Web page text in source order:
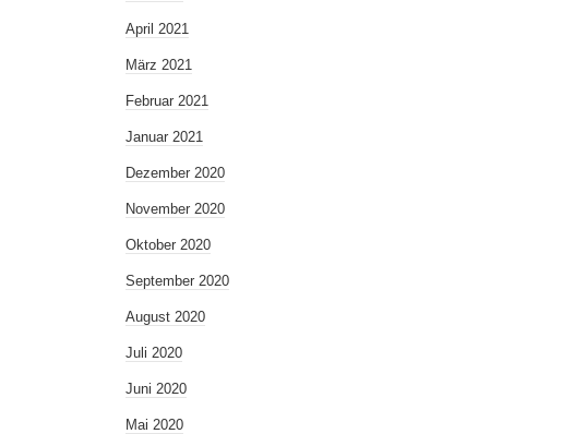
April 2021
März 2021
Februar 2021
Januar 2021
Dezember 2020
November 2020
Oktober 2020
September 2020
August 2020
Juli 2020
Juni 2020
Mai 2020